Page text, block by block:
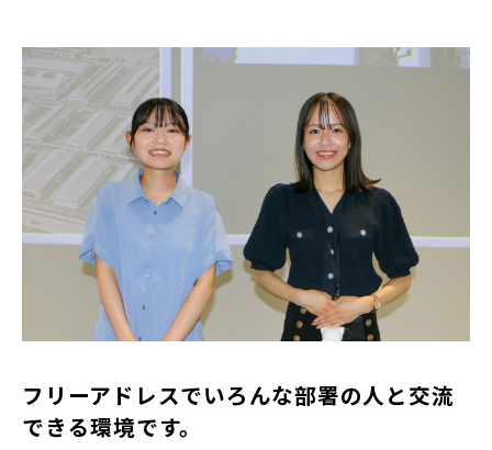
フリーアドレスでいろんな部署の人と交流
できる環境です。